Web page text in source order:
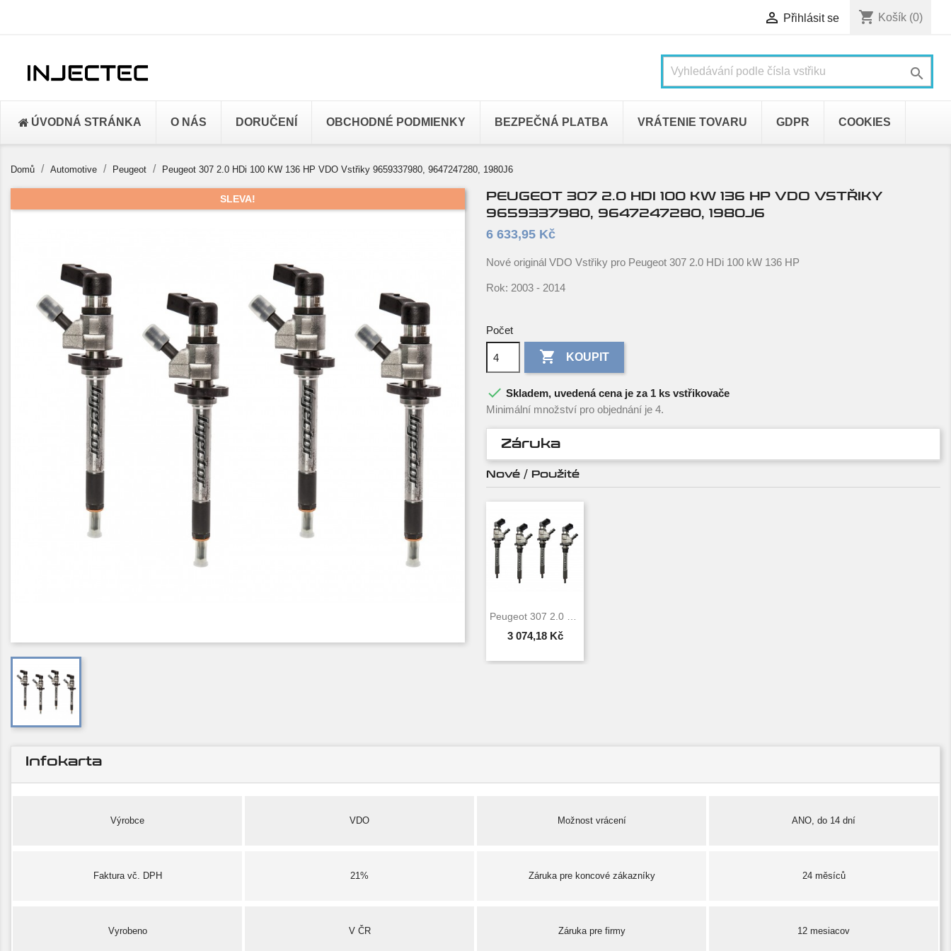
 Přihlásit se shopping_cart Košík (0)

ÚVODNÁ STRÁNKA O NÁS DORUČENÍ OBCHODNÉ PODMIENKY BEZPEČNÁ PLATBA VRÁTENIE TOVARU GDPR COOKIES
Domů Automotive Peugeot Peugeot 307 2.0 HDi 100 KW 136 HP VDO Vstřiky 9659337980, 9647247280, 1980J6
SLEVA!
PEUGEOT 307 2.0 HDI 100 KW 136 HP VDO VSTŘIKY
9659337980, 9647247280, 1980J6
6 633,95 Kč
Nové originál VDO Vstřiky pro Peugeot 307 2.0 HDi 100 kW 136 HP
Rok: 2003 - 2014
Počet
 KOUPIT
 Skladem, uvedená cena je za 1 ks vstřikovače
Minimální množství pro objednání je 4.
Záruka
Nové / Použité
3 074,18 Kč
Infokarta
Výrobce VDO Možnost vrácení ANO, do 14 dní
Faktura vč. DPH 21% Záruka pre koncové zákazníky 24 měsíců
Vyrobeno V ČR Záruka pre firmy 12 mesiacov